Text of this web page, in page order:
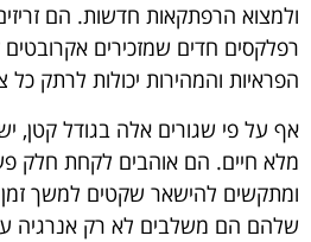
ולמצוא הרפתקאות חדשות. הם
רפלקסים חדים שמזכירים אקרובטים
הפראיות והמהירות יכולות לרתק כל
אף על פי שגורים אלה בגודל קטן,
מלא חיים. הם אוהבים לקחת חלק
ומתקשים להישאר שקטים למשך
שלהם הם משלבים לא רק אנרגיה